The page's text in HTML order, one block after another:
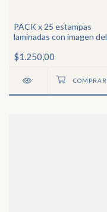
PACK x 25 estampas
laminadas con imagen del
$1.250,00